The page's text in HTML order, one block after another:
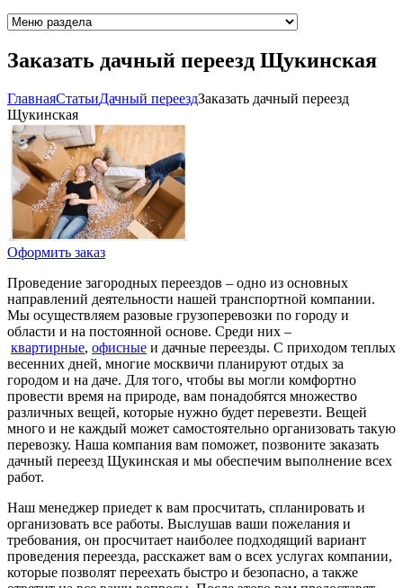
Заказать дачный переезд Щукинская
ГлавнаяCтатьиДачный переездЗаказать дачный переезд
Щукинская
Оформить заказ
Проведение загородных переездов – одно из основных
направлений деятельности нашей транспортной компании.
Мы осуществляем разовые грузоперевозки по городу и
области и на постоянной основе. Среди них –
квартирные, офисные и дачные переезды. С приходом теплых
весенних дней, многие москвичи планируют отдых за
городом и на даче. Для того, чтобы вы могли комфортно
провести время на природе, вам понадобятся множество
различных вещей, которые нужно будет перевезти. Вещей
много и не каждый может самостоятельно организовать такую
перевозку. Наша компания вам поможет, позвоните заказать
дачный переезд Щукинская и мы обеспечим выполнение всех
работ.
Наш менеджер приедет к вам просчитать, спланировать и
организовать все работы. Выслушав ваши пожелания и
требования, он просчитает наиболее подходящий вариант
проведения переезда, расскажет вам о всех услугах компании,
которые позволят переехать быстро и безопасно, а также